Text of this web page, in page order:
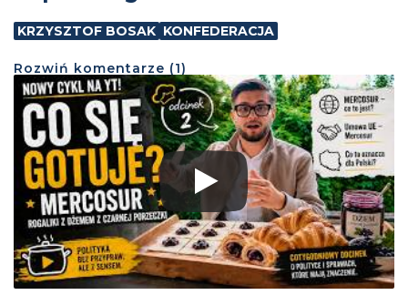
KRZYSZTOF BOSAK KONFEDERACJA
Rozwiń komentarze (1)